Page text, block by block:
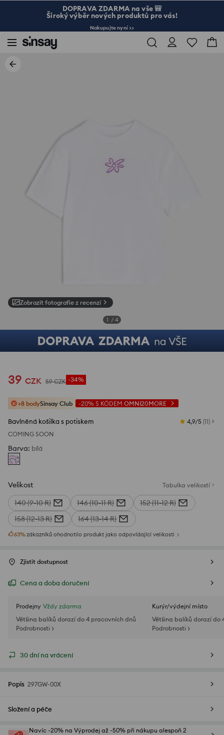
DOPRAVA ZDARMA na vše 🎒
Široký výběr nových produktů pro vás!
Nakupujte nyní >>
Zobrazit fotografie z recenzí
1 / 4
39 CZK 59 CZK -34%
+8 bodySinsay Club -20% S KÓDEM OMNI20MORE
Bavlněná košilka s potiskem 4,9/5 (11)
COMING SOON
Barva: bílá
Velikost Tabulka velikostí
140 (9-10 R) 146 (10-11 R)
152 (11-12 R)
158 (12-13 R)
164 (13-14 R)
63%zákazníků ohodnotilo produkt jako odpovídající velikosti
Zjistit dostupnost
Cena a doba doručení
Prodejny Vždy zdarma
Většina balíků dorazí do 4 pracovních dnů
Podrobnosti >
Kurýr/výdejní místo
Většina balíků dorazí do
Podrobnosti >
30 dní na vrácení
Popis 297GW-00X
Složení a péče
Navíc -20% na Výprodej až -50% při nákupu alespoň 2